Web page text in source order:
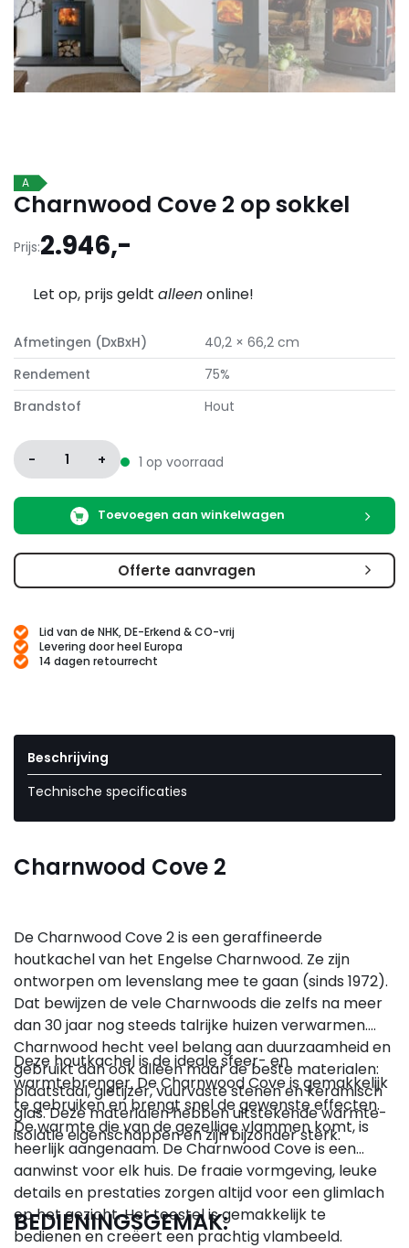
A
Charnwood Cove 2 op sokkel
Prijs:2.946,-
Let op, prijs geldt alleenonline!
Afmetingen (DxBxH)
40,2 × 66,2 cm
Rendement
75%
Brandstof
Hout
- 1 + 1 op voorraad
Toevoegen aan winkelwagen
Offerte aanvragen
Lid van de NHK, DE-Erkend & CO-vrij
Levering door heel Europa
14 dagen retourrecht
Beschrijving
Technische specificaties
Charnwood Cove 2
De Charnwood Cove 2 is een geraffineerde
houtkachel van het Engelse Charnwood. Ze zijn
ontworpen om levenslang mee te gaan (sinds 1972).
Dat bewijzen de vele Charnwoods die zelfs na meer
dan 30 jaar nog steeds talrijke huizen verwarmen.
Charnwood hecht veel belang aan duurzaamheid en
gebruikt dan ook alleen maar de beste materialen:
plaatstaal, gietijzer, vuurvaste stenen en keramisch
glas. Deze materialen hebben uitstekende warmte-
isolatie eigenschappen en zijn bijzonder sterk.
Deze houtkachel is de ideale sfeer- en
warmtebrenger. De Charnwood Cove is gemakkelijk
te gebruiken en brengt snel de gewenste effecten.
De warmte die van de gezellige vlammen komt, is
heerlijk aangenaam. De Charnwood Cove is een
aanwinst voor elk huis. De fraaie vormgeving, leuke
details en prestaties zorgen altijd voor een glimlach
op het gezicht. Het toestel is gemakkelijk te
bedienen en creëert een prachtig vlambeeld.
BEDIENINGSGEMAK: